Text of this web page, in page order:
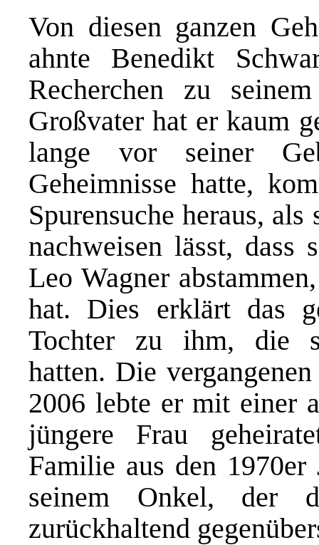
Von diesen ganzen
ahnte Benedikt
Recherchen zu
Großvater hat er kaum
lange vor seiner
Geheimnisse hatte,
Spurensuche heraus,
nachweisen lässt,
Leo Wagner
hat. Dies erklärt das
Tochter zu ihm, die
hatten. Die
2006 lebte er mit einer
jüngere Frau
Familie aus den
seinem Onkel, der
zurückhaltend